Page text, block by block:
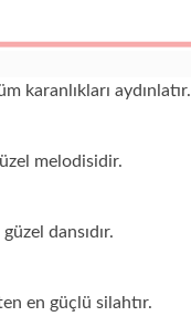
karanlıkları aydınlatır.
melodisidir.
dansıdır.
en güçlü silahtır.